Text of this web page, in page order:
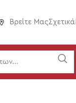
Βρείτε ΜαςΣχετικά